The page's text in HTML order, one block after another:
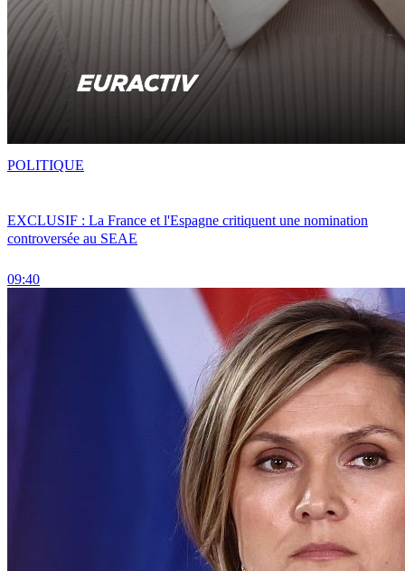
EXCLUSIF : La France et l'Espagne critiquent une nomination
controversée au SEAE
09:40
POLITIQUE